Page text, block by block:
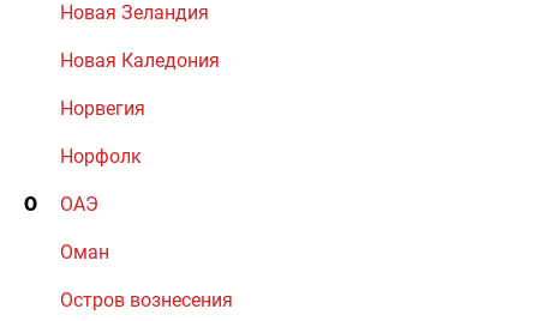
Новая Зеландия
Новая Каледония
Норвегия
Норфолк
О ОАЭ
Оман
Остров вознесения